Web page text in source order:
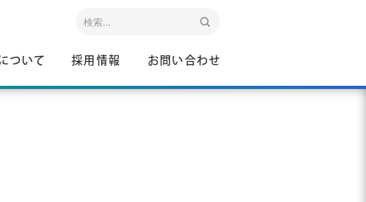
ついて 採用情報 お問い合わせ